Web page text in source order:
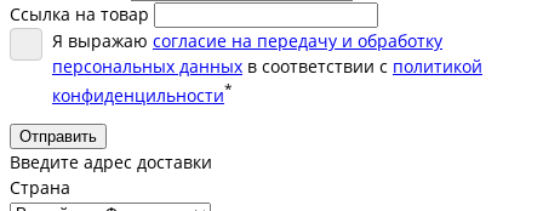
Ссылка на товар
Я выражаю согласие на передачу и обработку
персональных данных в соответствии с политикой
конфиденцильности*
Отправить
Введите адрес доставки
Страна